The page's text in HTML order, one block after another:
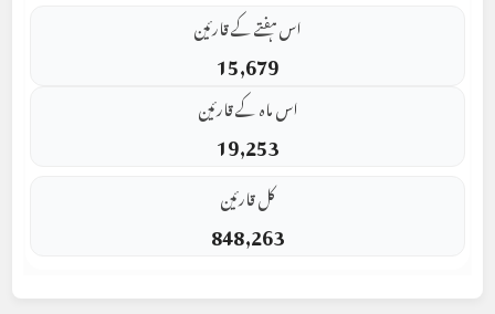
اس ہفتے کے قارئین
15,679
اس ماہ کے قارئین
19,253
کل قارئین
848,263